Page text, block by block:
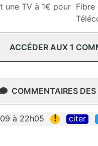
une TV à 1€ pour Fibre
ACCÉDER AUX 1
COMMENTAIRES
à 22h05 ! citer